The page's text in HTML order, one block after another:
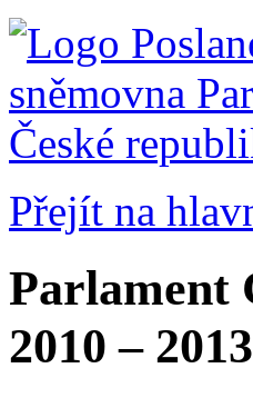
Přejít na
Parlament
2010 – 2013